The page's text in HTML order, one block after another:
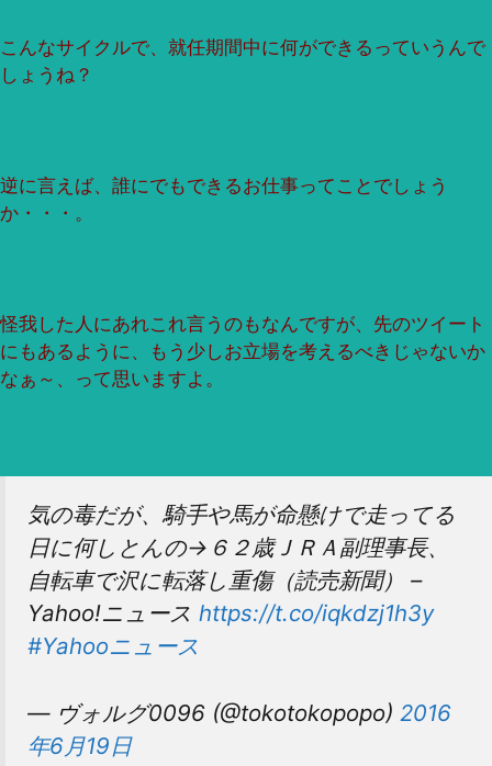
こんなサイクルで、就任期間中に何ができるっていうんで
しょうね？
逆に言えば、誰にでもできるお仕事ってことでしょう
か・・・。
怪我した人にあれこれ言うのもなんですが、先のツイート
にもあるように、もう少しお立場を考えるべきじゃないか
なぁ～、って思いますよ。
気の毒だが、騎手や馬が命懸けで走ってる
日に何しとんの→６２歳ＪＲＡ副理事長、
自転車で沢に転落し重傷（読売新聞） –
Yahoo!ニュース https://t.co/iqkdzj1h3y
#Yahooニュース
— ヴォルグ0096 (@tokotokopopo) 2016
年6月19日